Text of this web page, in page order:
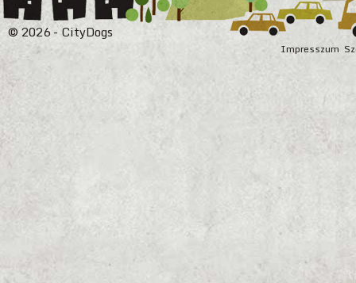
Impresszum
© 2026 - CityDogs